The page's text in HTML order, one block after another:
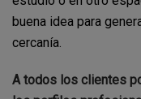
buena idea para
cercanía.
A todos los clientes